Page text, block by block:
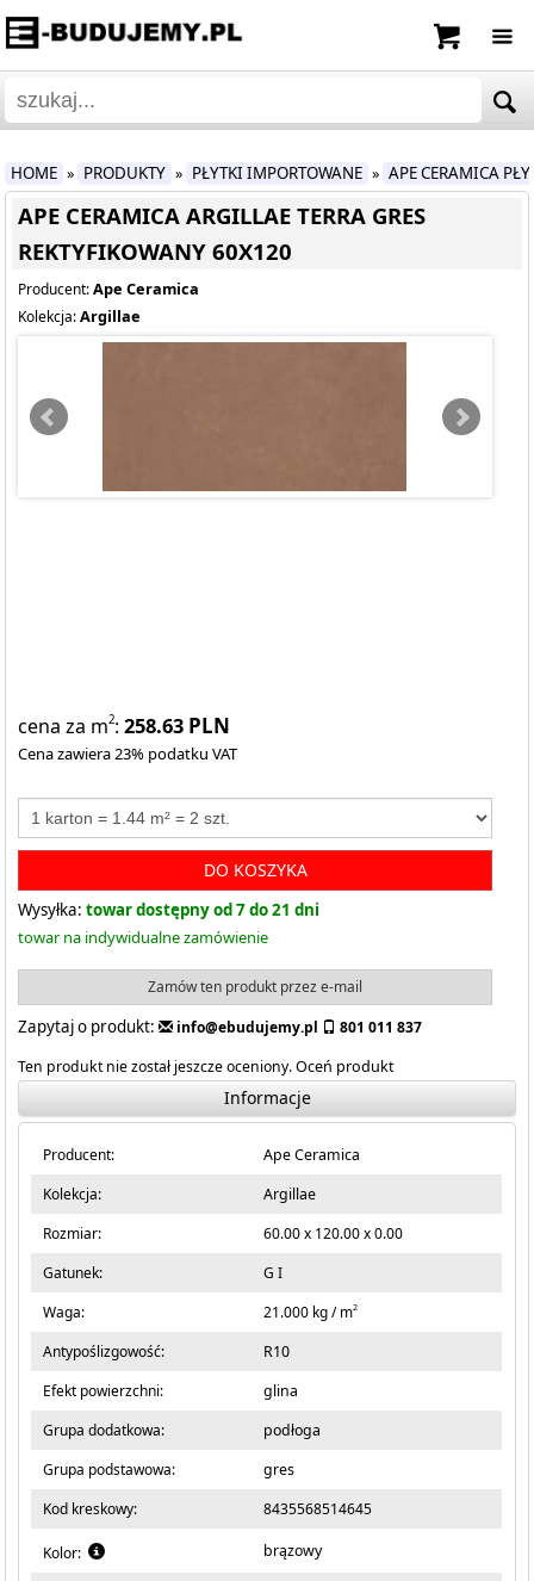
HOME » PRODUKTY » PŁYTKI IMPORTOWANE » APE CERAMICA
APE CERAMICA ARGILLAE TERRA GRES
REKTYFIKOWANY 60X120
Producent:Ape Ceramica
Kolekcja:Argillae
cena za m2:258.63 PLN
Cena zawiera 23% podatku VAT
DO KOSZYKA
Wysyłka: towar dostępny od 7 do 21 dni
towar na indywidualne zamówienie
Zamów ten produkt przez e-mail
Zapytaj o produkt: info@ebudujemy.pl
801 011 837
Ten produkt nie został jeszcze oceniony.Oceń produkt
Informacje
Producent:
Ape Ceramica
Kolekcja:
Argillae
Rozmiar:
60.00 x 120.00 x 0.00
Gatunek:
G I
Waga:
21.000 kg / m2
Antypoślizgowość:
R10
Efekt powierzchni:
glina
Grupa dodatkowa:
podłoga
Grupa podstawowa:
gres
Kod kreskowy:
8435568514645
Kolor: brązowy